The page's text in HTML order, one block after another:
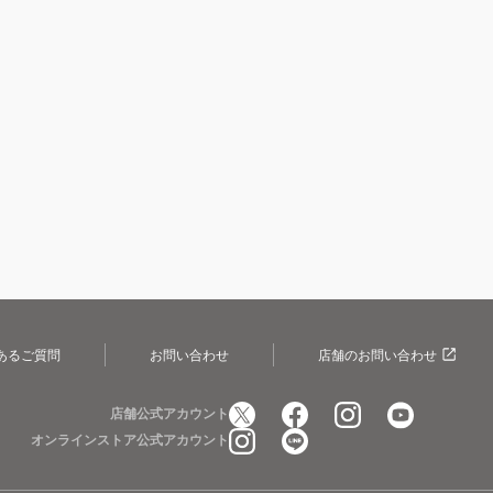
るご質問 お問い合わせ 店舗のお問い合わせ
店舗公式アカウント
オンラインストア公式アカウント